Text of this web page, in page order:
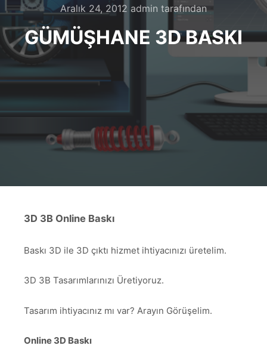
Aralık 24, 2012 admin tarafından
GÜMÜŞHANE 3D BASKI
3D 3B Online Baskı
Baskı 3D ile 3D çıktı hizmet ihtiyacınızı üretelim.
3D 3B Tasarımlarınızı Üretiyoruz.
Tasarım ihtiyacınız mı var? Arayın Görüşelim.
Online 3D Baskı